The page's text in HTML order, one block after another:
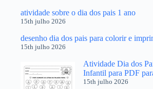
atividade sobre o dia dos pais 1 ano
15th julho 2026
desenho dia dos pais para colorir e
15th julho 2026
Atividade Dia dos
Infantil para PDF
15th julho 2026